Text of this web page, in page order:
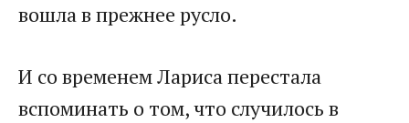
вошла в прежнее русло.
И со временем Лариса перестала
вспоминать о том, что случилось в